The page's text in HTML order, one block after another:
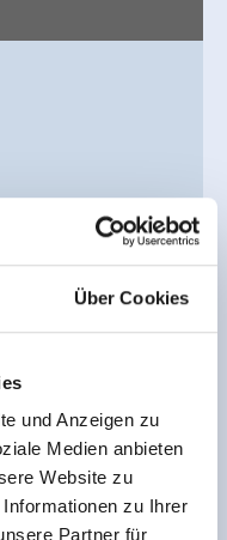
Über Cookies
und Anzeigen zu
Medien anbieten
Website zu
zu Ihrer
Partner für